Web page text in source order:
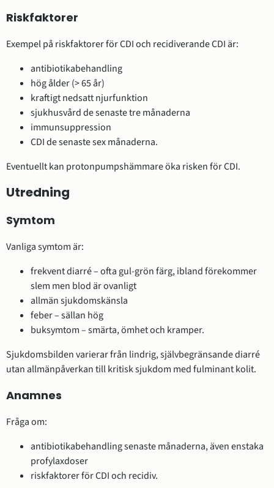
Riskfaktorer
Exempel på riskfaktorer för CDI och recidiverande CDI är:
antibiotikabehandling
hög ålder (> 65 år)
kraftigt nedsatt njurfunktion
sjukhusvård de senaste tre månaderna
immunsuppression
CDI de senaste sex månaderna.
Eventuellt kan protonpumpshämmare öka risken för CDI.
Utredning
Symtom
Vanliga symtom är:
frekvent diarré – ofta gul-grön färg, ibland förekommer
slem men blod är ovanligt
allmän sjukdomskänsla
feber – sällan hög
buksymtom – smärta, ömhet och kramper.
Sjukdomsbilden varierar från lindrig, självbegränsande diarré
utan allmänpåverkan till kritisk sjukdom med fulminant kolit.
Anamnes
Fråga om:
antibiotikabehandling senaste månaderna, även enstaka
profylaxdoser
riskfaktorer för CDI och recidiv.